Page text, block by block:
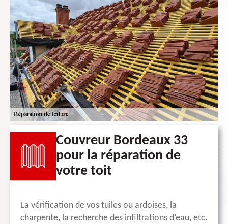
Couvreur Bordeaux 33
pour la réparation de
votre toit
La vérification de vos tuiles ou ardoises, la
charpente, la recherche des infiltrations d’eau, etc.